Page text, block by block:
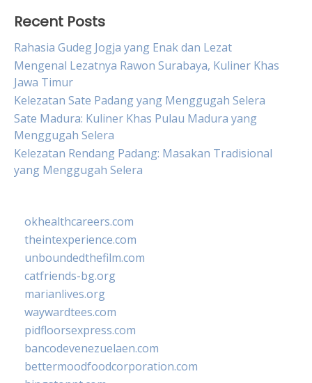
Recent Posts
Rahasia Gudeg Jogja yang Enak dan Lezat
Mengenal Lezatnya Rawon Surabaya, Kuliner Khas
Jawa Timur
Kelezatan Sate Padang yang Menggugah Selera
Sate Madura: Kuliner Khas Pulau Madura yang
Menggugah Selera
Kelezatan Rendang Padang: Masakan Tradisional
yang Menggugah Selera
okhealthcareers.com
theintexperience.com
unboundedthefilm.com
catfriends-bg.org
marianlives.org
waywardtees.com
pidfloorsexpress.com
bancodevenezuelaen.com
bettermoodfoodcorporation.com